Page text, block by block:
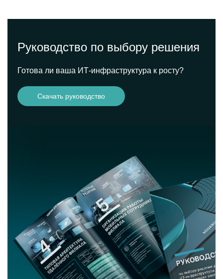
Руководство по выбору решения
Готова ли ваша ИТ-инфраструктура к росту?
Скачать руководство